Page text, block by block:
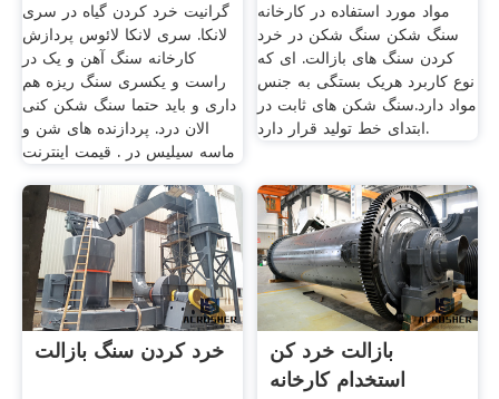
گرانیت خرد کردن گیاه در سری
لانکا. سری لانکا لائوس پردازش
کارخانه سنگ آهن و یک در
راست و یکسری سنگ ریزه هم
داری و باید حتما سنگ شکن کنی
الان درد. پردازنده های شن و
ماسه سیلیس در . قیمت اینترنت
مواد مورد استفاده در کارخانه
سنگ شکن سنگ شکن در خرد
کردن سنگ های بازالت. ای که
نوع کاربرد هریک بستگی به جنس
مواد دارد.سنگ شکن های ثابت در
ابتدای خط تولید قرار دارد.
خرد کردن سنگ بازالت
بازالت خرد کن
استخدام کارخانه